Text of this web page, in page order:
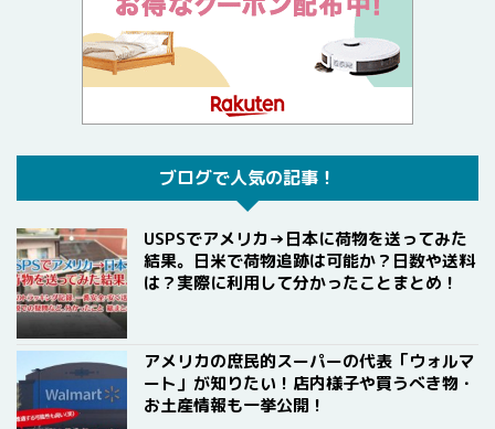
ブログで人気の記事！
USPSでアメリカ→日本に荷物を送ってみた
結果。日米で荷物追跡は可能か？日数や送料
は？実際に利用して分かったことまとめ！
アメリカの庶民的スーパーの代表「ウォルマ
ート」が知りたい！店内様子や買うべき物・
お土産情報も一挙公開！